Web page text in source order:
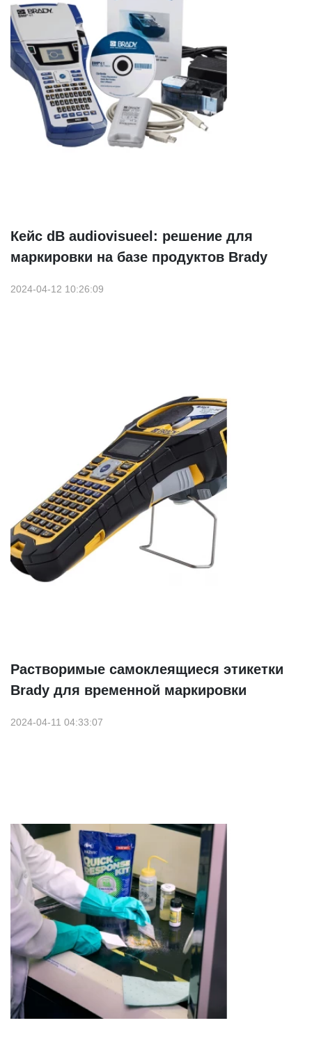
Кейс dB audiovisueel: решение для
маркировки на базе продуктов Brady
2024-04-12 10:26:09
Растворимые самоклеящиеся этикетки
Brady для временной маркировки
2024-04-11 04:33:07